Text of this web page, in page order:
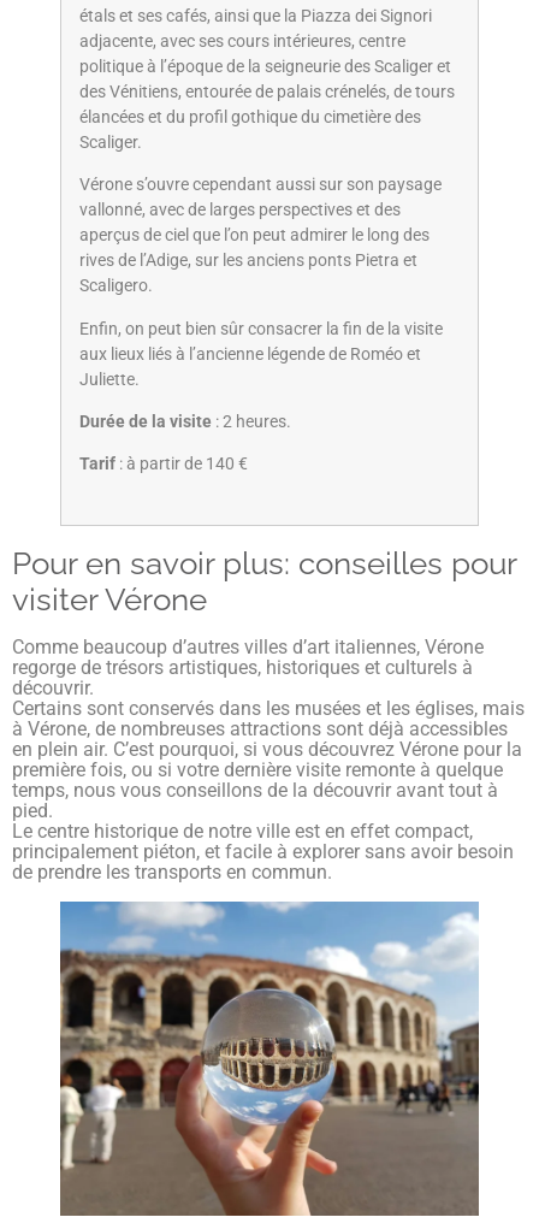
étals et ses cafés, ainsi que la Piazza dei Signori
adjacente, avec ses cours intérieures, centre
politique à l’époque de la seigneurie des Scaliger et
des Vénitiens, entourée de palais crénelés, de tours
élancées et du profil gothique du cimetière des
Scaliger.
Vérone s’ouvre cependant aussi sur son paysage
vallonné, avec de larges perspectives et des
aperçus de ciel que l’on peut admirer le long des
rives de l’Adige, sur les anciens ponts Pietra et
Scaligero.
Enfin, on peut bien sûr consacrer la fin de la visite
aux lieux liés à l’ancienne légende de Roméo et
Juliette.
Durée de la visite : 2 heures.
Tarif : à partir de 140 €
Pour en savoir plus: conseilles pour
visiter Vérone
Comme beaucoup d’autres villes d’art italiennes, Vérone
regorge de trésors artistiques, historiques et culturels à
découvrir.
Certains sont conservés dans les musées et les églises, mais
à Vérone, de nombreuses attractions sont déjà accessibles
en plein air. C’est pourquoi, si vous découvrez Vérone pour la
première fois, ou si votre dernière visite remonte à quelque
temps, nous vous conseillons de la découvrir avant tout à
pied.
Le centre historique de notre ville est en effet compact,
principalement piéton, et facile à explorer sans avoir besoin
de prendre les transports en commun.